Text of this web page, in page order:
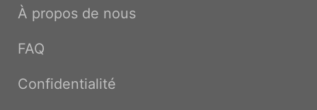
À propos de nous
FAQ
Confidentialité